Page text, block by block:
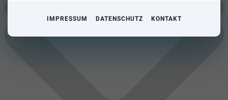
IMPRESSUM DATENSCHUTZ KONTAKT